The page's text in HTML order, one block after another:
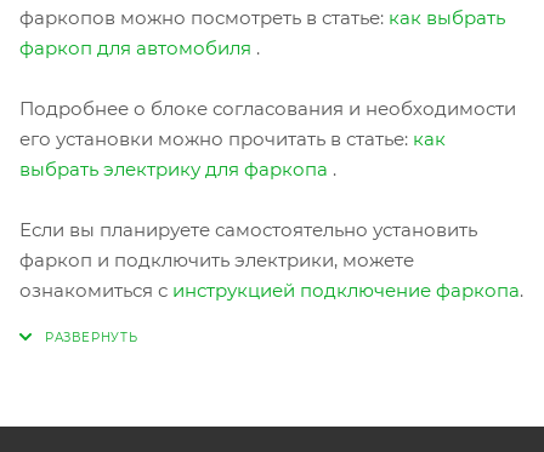
фаркопов можно посмотреть в статье: как выбрать
фаркоп для автомобиля .
Подробнее о блоке согласования и необходимости
его установки можно прочитать в статье: как
выбрать электрику для фаркопа .
Если вы планируете самостоятельно установить
фаркоп и подключить электрики, можете
ознакомиться с инструкцией подключение фаркопа.